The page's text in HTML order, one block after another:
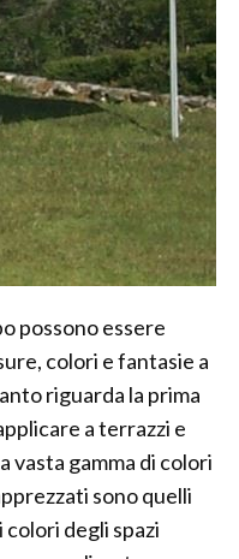
possono essere
colori e fantasie a
riguarda la prima
a terrazzi e
vasta gamma di colori
sono quelli
degli spazi